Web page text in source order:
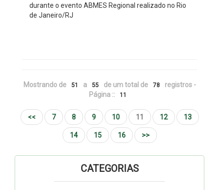
durante o evento ABMES Regional realizado no Rio
de Janeiro/RJ
Mostrando de 51 a 55 de um total de 78
registros -
Página ::
11
<< 7 8 9 10 11 12 13
14 15 16 >>
CATEGORIAS